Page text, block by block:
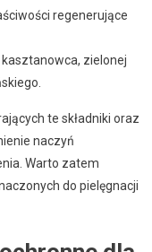
regenerujące
zielonej
te składniki oraz
naczyń
Warto zatem
do pielęgnacji